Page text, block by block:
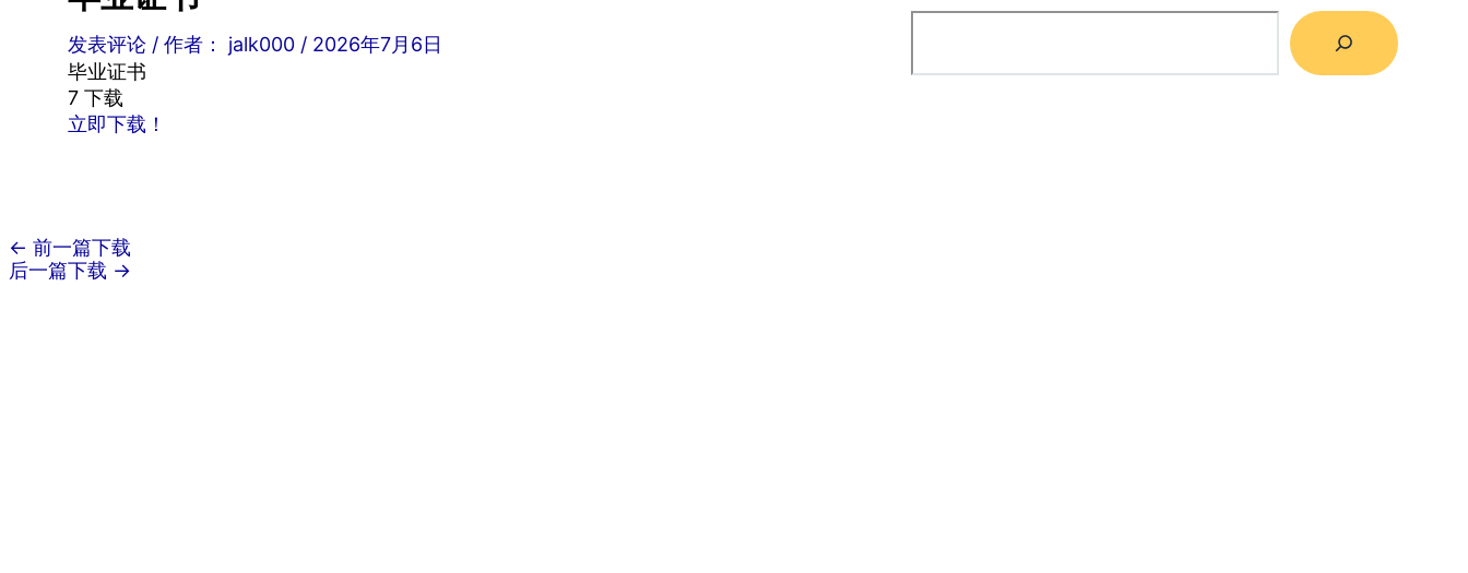
发表评论 / 作者： jalk000 / 2026年7月6日
毕业证书
7 下载
立即下载！
← 前一篇下载
后一篇下载 →